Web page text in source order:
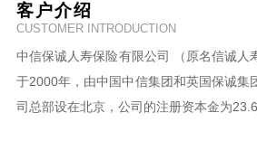
客户介绍
CUSTOMER INTRODUCTION
中信保诚人寿保险有限公司 （原名信诚人
于2000年，由中国中信集团和英国保诚集
司总部设在北京，公司的注册资本金为23.6